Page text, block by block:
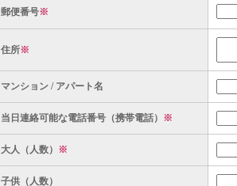
郵便番号※
住所※
マンション / アパート名
当日連絡可能な電話番号（携帯電話） ※
大人（人数） ※
子供（人数）